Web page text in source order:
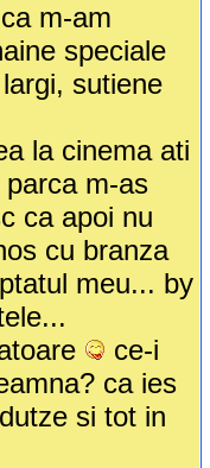
m-am
speciale
sutiene
la cinema ati
m-as
ca apoi nu
cu branza
meu... by
ce-i
ca ies
si tot in